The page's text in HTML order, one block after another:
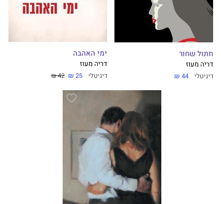
חתול שחור
דריה מעוז
דיגיטלי 44 ₪
ימי האהבה
דריה מעוז
דיגיטלי 25 ₪
42 ₪